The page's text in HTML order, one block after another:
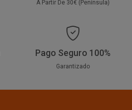
A Partir De 30€ (Península)
Pago Seguro 100%
Garantizado